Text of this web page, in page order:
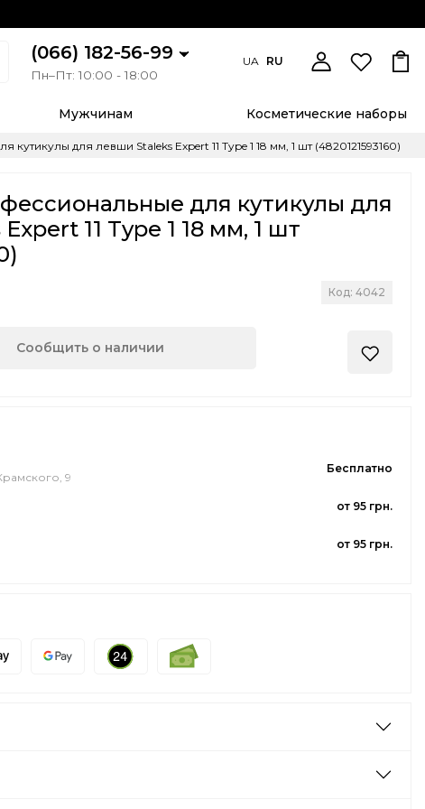
(066) 182-56-99
Пн–Пт: 10:00 - 18:00
UA RU
Мужчинам Косметические наборы
для левши Staleks Expert 11 Type 1 18 мм, 1 шт (4820121593160)
для кутикулы для
11 Type 1 18 мм, 1 шт
Код: 4042
Сообщить о наличии
9
Бесплатно
от 95 грн.
от 95 грн.